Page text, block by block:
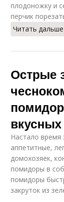
плодоножку и
перчик
Читать
Острые
Настало время
аппетитные,
домохозяек,
помидоры в
помидоры
закруток из